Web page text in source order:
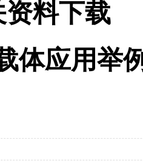
料下载
体应用举